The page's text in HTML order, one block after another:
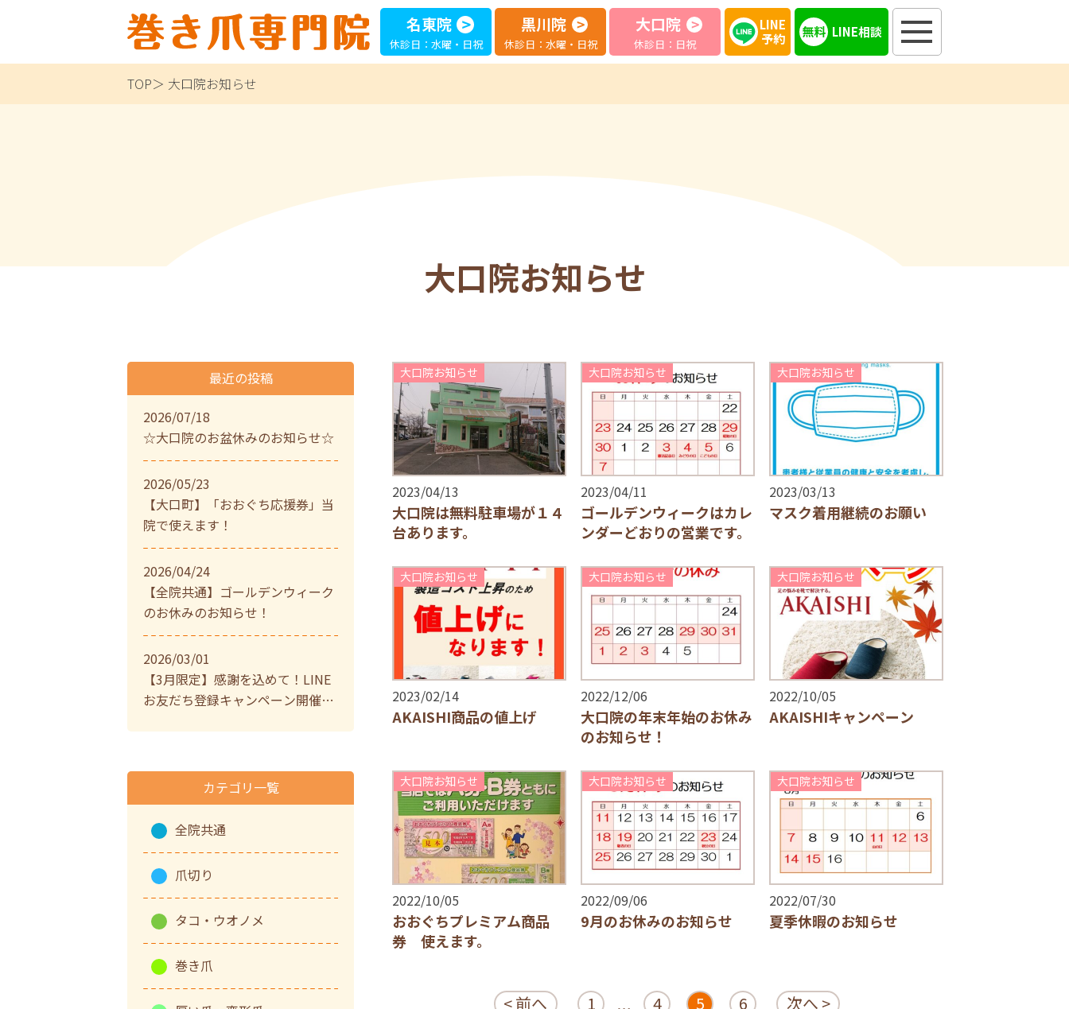
名東院
休診日：水曜・日祝
黒川院
休診日：水曜・日祝
大口院
休診日：日祝
LINE
予約
LINE相談
TOP 大口院お知らせ
大口院お知らせ
大口院お知らせ
2023/04/13
大口院は無料駐車場が１４
台あります。
大口院お知らせ
2023/04/11
ゴールデンウィークはカレ
ンダーどおりの営業です。
大口院お知らせ
2023/03/13
マスク着用継続のお願い
大口院お知らせ
2023/02/14
AKAISHI商品の値上げ
大口院お知らせ
2022/12/06
大口院の年末年始のお休み
のお知らせ！
大口院お知らせ
2022/10/05
AKAISHIキャンペーン
大口院お知らせ
2022/10/05
おおぐちプレミアム商品
券 使えます。
大口院お知らせ
2022/09/06
9月のお休みのお知らせ
大口院お知らせ
2022/07/30
夏季休暇のお知らせ
< 前へ 1 4 5 6 次へ >
最近の投稿
2026/07/18
☆大口院のお盆休みのお知らせ☆
2026/05/23
【大口町】「おおぐち応援券」当
院で使えます！
2026/04/24
【全院共通】ゴールデンウィーク
のお休みのお知らせ！
2026/03/01
【3月限定】感謝を込めて！LINE
お友だち登録キャンペーン開催
カテゴリ一覧
全院共通
爪切り
タコ・ウオノメ
巻き爪